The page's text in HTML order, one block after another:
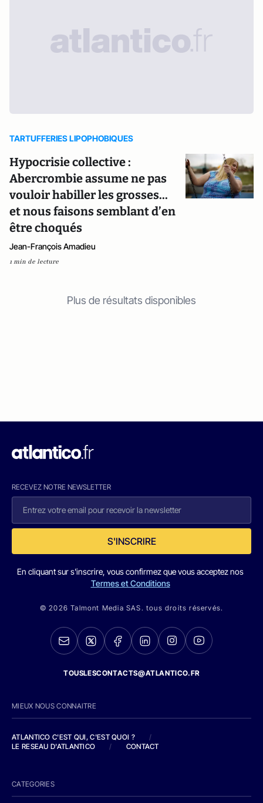
TARTUFFERIES LIPOPHOBIQUES
Hypocrisie collective :
Abercrombie assume ne pas
vouloir habiller les grosses...
et nous faisons semblant d’en
être choqués
Jean-François Amadieu
1 min de lecture
Plus de résultats disponibles
RECEVEZ NOTRE NEWSLETTER
S'INSCRIRE
En cliquant sur s'inscrire, vous confirmez que vous acceptez nos
Termes et Conditions
© 2026 Talmont Media SAS. tous droits réservés.
TOUSLESCONTACTS@ATLANTICO.FR
MIEUX NOUS CONNAITRE
ATLANTICO C'EST QUI, C'EST QUOI ?
/
LE RESEAU D'ATLANTICO
/ CONTACT
CATEGORIES